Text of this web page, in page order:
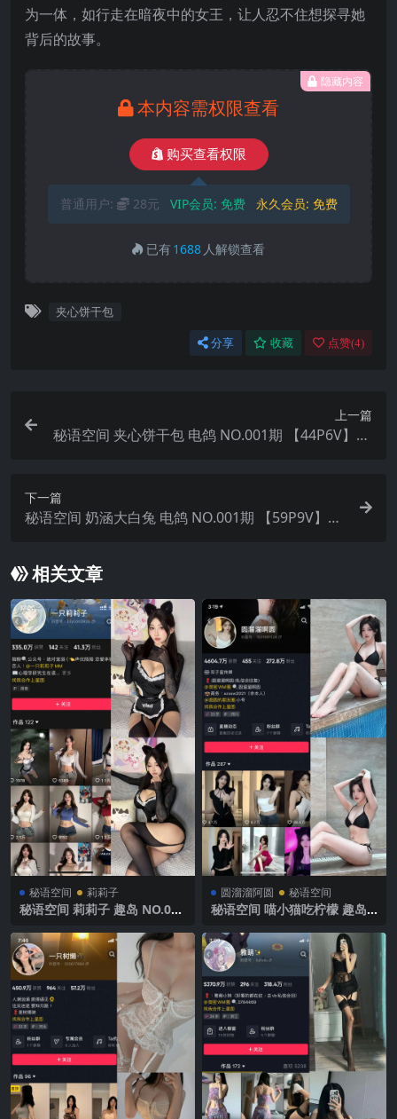
为一体，如行走在暗夜中的女王，让人忍不住想探寻她
背后的故事。
隐藏内容
本内容需权限查看
购买查看权限
普通用户: 28元 VIP会员: 免费 永久会员: 免费
已有1688 人解锁查看
夹心饼干包
分享 收藏 点赞(4)
上一篇
秘语空间 夹心饼干包 电鸽 NO.001期 【44P6V】20
下一篇
秘语空间 奶涵大白兔 电鸽 NO.001期 【59P9V】20
相关文章
秘语空间 莉莉子
秘语空间 莉莉子 趣岛 NO.003
整版
圆溜溜阿圆 秘语空间
秘语空间 喵小猫吃柠檬 趣岛
新完整版